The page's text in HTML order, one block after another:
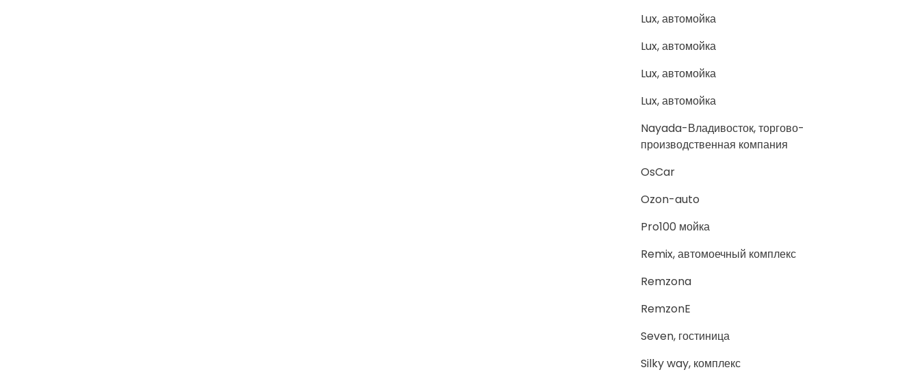
Lux, автомойка
Lux, автомойка
Lux, автомойка
Lux, автомойка
Nayada-Владивосток, торгово-
производственная компания
OsCar
Ozon-auto
Pro100 мойка
Remix, автомоечный комплекс
Remzona
RemzonE
Seven, гостиница
Silky way, комплекс